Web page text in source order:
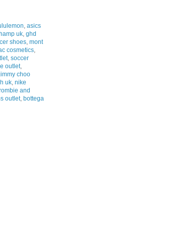
, asics
uk, ghd
shoes, mont
cosmetics,
, soccer
outlet,
choo
uk, nike
and
outlet, bottega